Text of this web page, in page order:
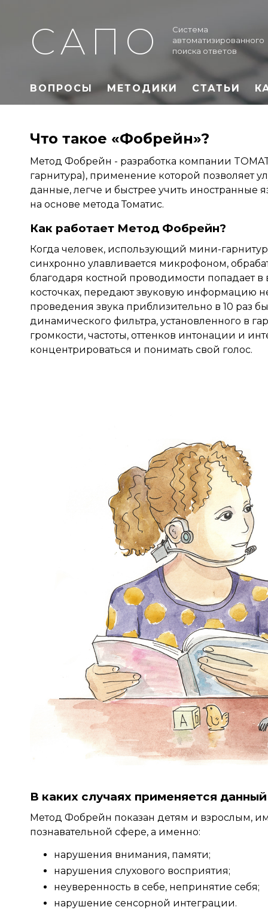
САПО
Система
автоматизированного
поиска ответов
ВОПРОСЫ МЕТОДИКИ СТАТЬИ
Что такое «Фобрейн»?
Метод Фобрейн - разработка компании
гарнитура), применение которой позволяет
данные, легче и быстрее учить иностранные
на основе метода Томатис.
Как работает Метод Фобрейн?
Когда человек, использующий мини-
синхронно улавливается микрофоном,
благодаря костной проводимости попадает
косточках, передают звуковую информацию
проведения звука приблизительно в 10 раз
динамического фильтра, установленного в
громкости, частоты, оттенков интонации и
концентрироваться и понимать свой голос.
В каких случаях применяется
Метод Фобрейн показан детям и взрослым,
познавательной сфере, а именно:
нарушения внимания, памяти;
нарушения слухового восприятия;
неуверенность в себе, непринятие себя;
нарушение сенсорной интеграции.